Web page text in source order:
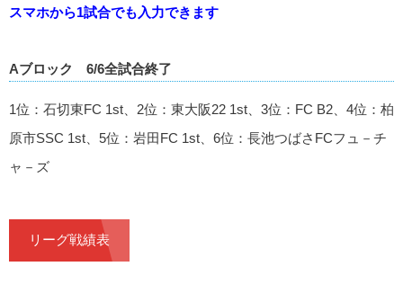
スマホから1試合でも入力できます
Aブロック 6/6全試合終了
1位：石切東FC 1st、2位：東大阪22 1st、3位：FC B2、4位：柏
原市SSC 1st、5位：岩田FC 1st、6位：長池つばさFCフュ－チ
ャ－ズ
リーグ戦績表